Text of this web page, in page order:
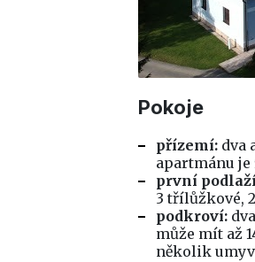
Pokoje
přízemí: dva
apartmánu je
první
3 třílůžkové,
podkroví:
může mít až
několik